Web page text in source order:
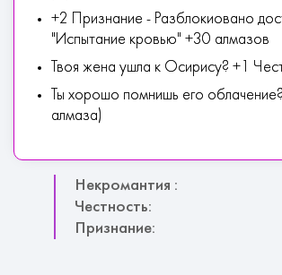
+2 Признание - Разблокиовано
"Испытание кровью" +30 алмазов
Твоя жена ушла к Осирису? +1
Ты хорошо помнишь его
алмаза)
Некромантия :
Честность:
Признание: